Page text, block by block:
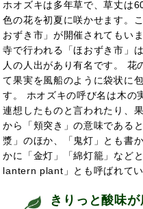
ホオズキは多年草で、草丈は
色の花を初夏に咲かせます。
おずき市」が開催されてもい
寺で行われる「ほおずき市」
人の人出があり有名です。 花
て果実を風船のように袋状に
す。 ホオズキの呼び名は木の
連想したものと言われたり、
から「頬突き」の意味である
漿」のほか、「鬼灯」とも書
かに「金灯」「綿灯籠」など
lantern plant」とも呼ばれてい
きりっと酸味